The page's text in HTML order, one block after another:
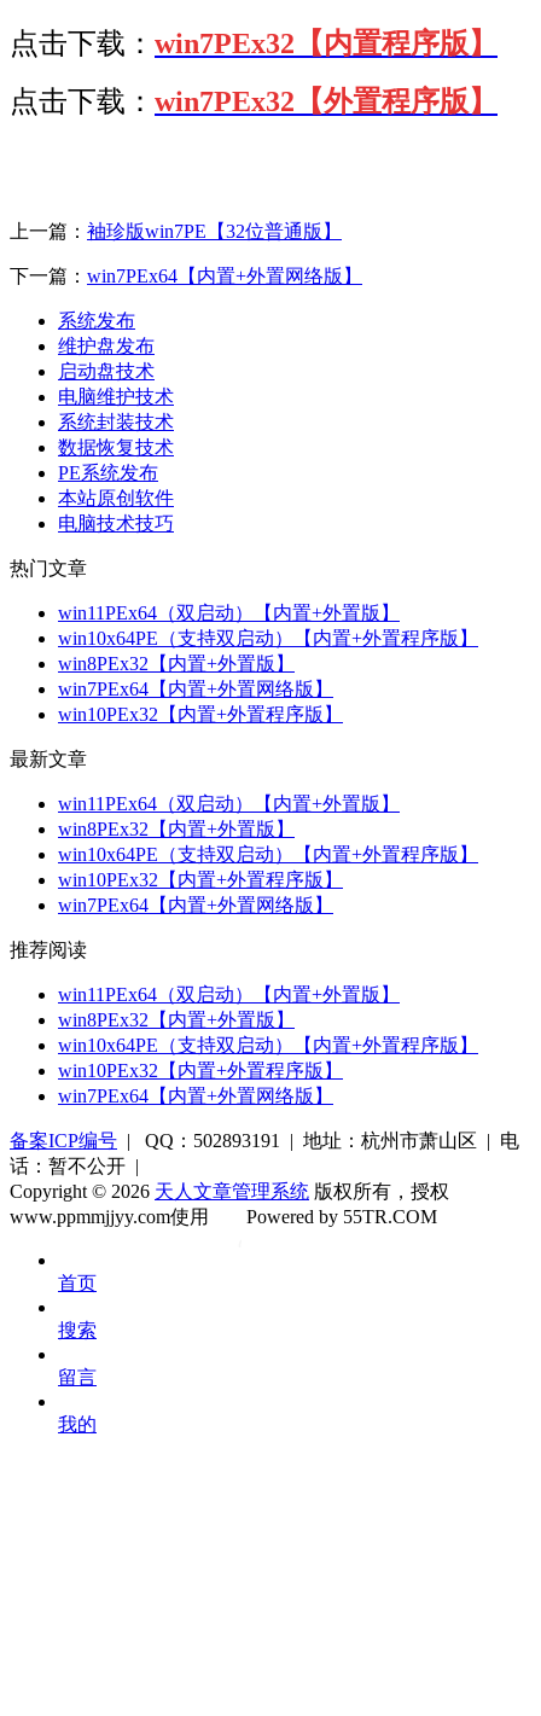
点击下载： win7PEx32【内置程序版】
点击下载： win7PEx32【外置程序版】
上一篇： 袖珍版win7PE【32位普通版】
下一篇： win7PEx64【内置+外置网络版】
系统发布
维护盘发布
启动盘技术
电脑维护技术
系统封装技术
数据恢复技术
PE系统发布
本站原创软件
电脑技术技巧
热门文章
win11PEx64（双启动）【内置+外置版】
win10x64PE（支持双启动）【内置+外置程序版】
win8PEx32【内置+外置版】
win7PEx64【内置+外置网络版】
win10PEx32【内置+外置程序版】
最新文章
win11PEx64（双启动）【内置+外置版】
win8PEx32【内置+外置版】
win10x64PE（支持双启动）【内置+外置程序版】
win10PEx32【内置+外置程序版】
win7PEx64【内置+外置网络版】
推荐阅读
win11PEx64（双启动）【内置+外置版】
win8PEx32【内置+外置版】
win10x64PE（支持双启动）【内置+外置程序版】
win10PEx32【内置+外置程序版】
win7PEx64【内置+外置网络版】
备案ICP编号 | QQ：502893191 | 地址：杭州市萧山区 | 电
话：暂不公开 |
Copyright © 2026 天人文章管理系统 版权所有，授权
www.ppmmjjyy.com使用
Powered by 55TR.COM
首页
搜索
留言
我的